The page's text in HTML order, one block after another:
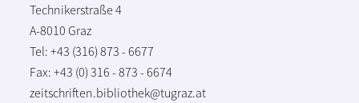
Technikerstraße 4
A-8010 Graz
Tel: +43 (316) 873 - 6677
Fax: +43 (0) 316 - 873 - 6674
zeitschriften.bibliothek@tugraz.at